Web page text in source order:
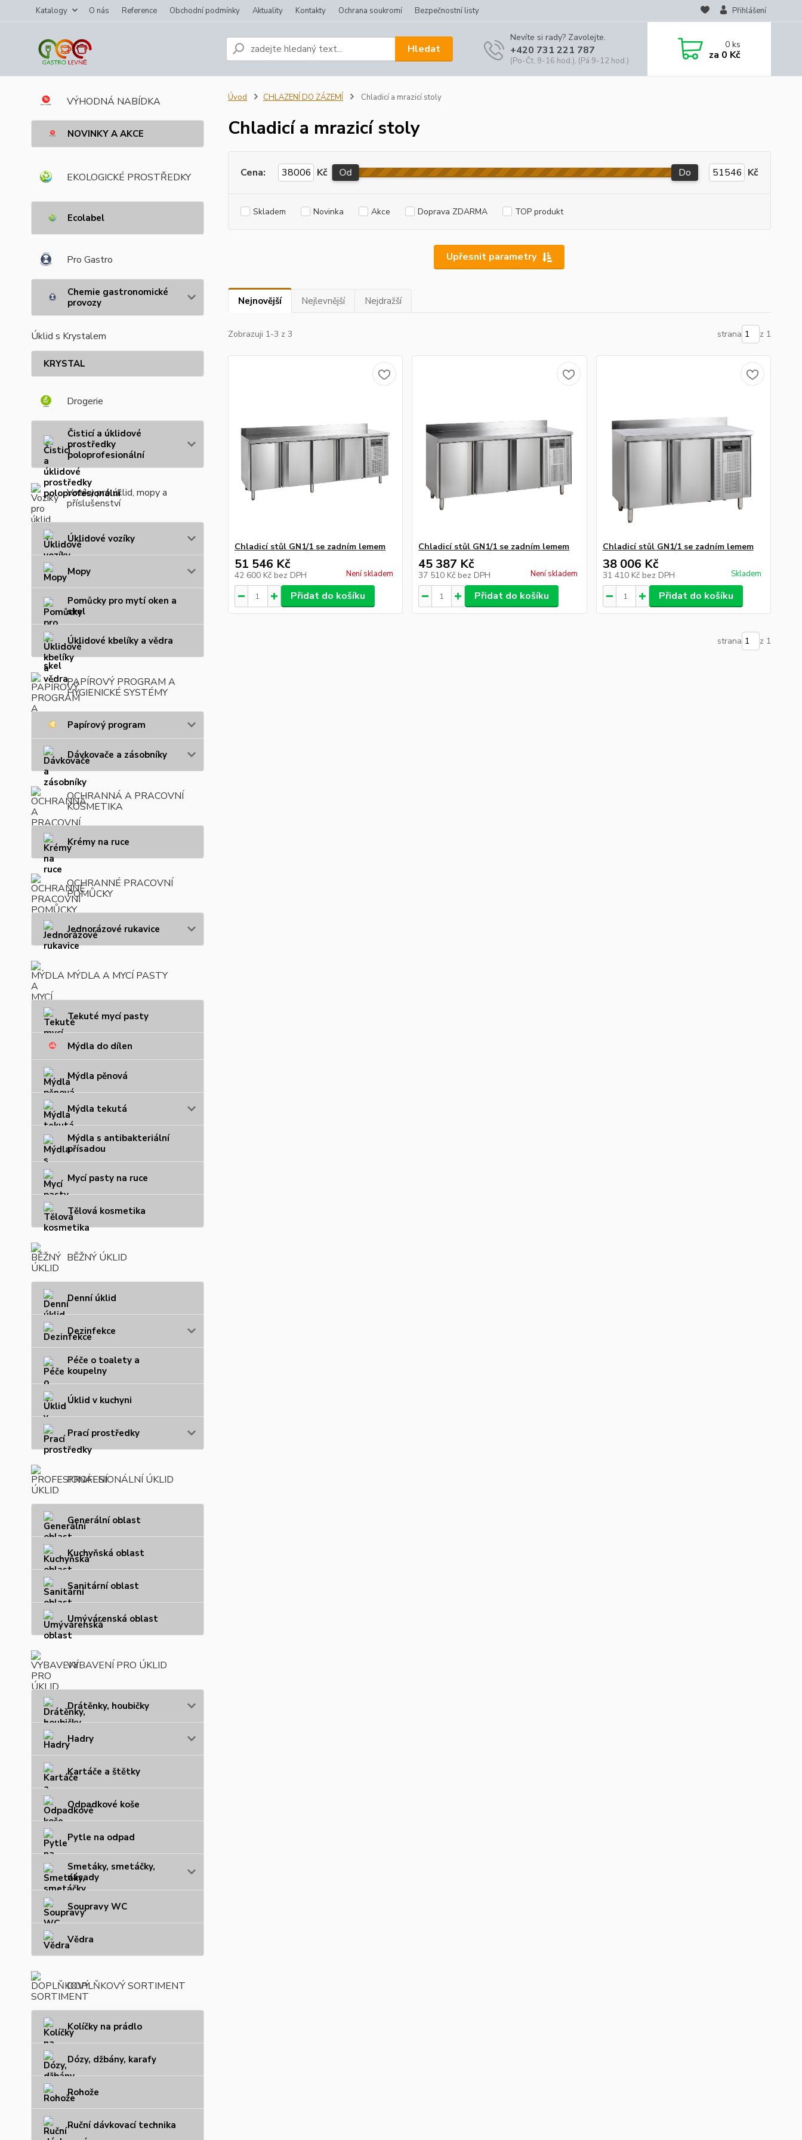
Katalogy O nás Reference Obchodní podmínky Aktuality Kontakty Ochrana soukromí Bezpečnostní listy Přihlášení
Hledat
Nevíte si rady? Zavolejte.
+420 731 221 787
(Po-Čt, 9-16 hod.), (Pá 9-12 hod.)
0ks
za 0 Kč
VÝHODNÁ NABÍDKA
NOVINKY A AKCE
EKOLOGICKÉ PROSTŘEDKY
Ecolabel
Pro Gastro
Chemie gastronomické
provozy
Úklid s Krystalem
KRYSTAL
Drogerie
Čisticí a úklidové
prostředky
poloprofesionální
Vozíky pro úklid, mopy a
příslušenství
Úklidové vozíky
Mopy
Pomůcky pro mytí oken a
skel
Úklidové kbelíky a vědra
PAPÍROVÝ PROGRAM A
HYGIENICKÉ SYSTÉMY
Papírový program
Dávkovače a zásobníky
OCHRANNÁ A PRACOVNÍ
KOSMETIKA
Krémy na ruce
OCHRANNÉ PRACOVNÍ
POMŮCKY
Jednorázové rukavice
MÝDLA A MYCÍ PASTY
Tekuté mycí pasty
Mýdla do dílen
Mýdla pěnová
Mýdla tekutá
Mýdla s antibakteriální
přísadou
Mycí pasty na ruce
Tělová kosmetika
BĚŽNÝ ÚKLID
Denní úklid
Dezinfekce
Péče o toalety a
koupelny
Úklid v kuchyni
Prací prostředky
PROFESIONÁLNÍ ÚKLID
Generální oblast
Kuchyňská oblast
Sanitární oblast
Umývárenská oblast
VYBAVENÍ PRO ÚKLID
Drátěnky, houbičky
Hadry
Kartáče a štětky
Odpadkové koše
Pytle na odpad
Smetáky, smetáčky,
násady
Soupravy WC
Vědra
DOPLŇKOVÝ SORTIMENT
Kolíčky na prádlo
Dózy, džbány, karafy
Rohože
Ruční dávkovací technika
Úvod CHLAZENÍ DO ZÁZEMÍ Chladicí a mrazicí stoly
Chladicí a mrazicí stoly
Upřesnit parametry
Cena: Kč Od Do Kč
Skladem Novinka Akce Doprava ZDARMA TOP produkt
Nejnovější Nejlevnější Nejdražší
Zobrazuji 1-3 z 3 strana z 1
Chladicí stůl GN1/1 se zadním lemem
51 546 Kč
42 600 Kč bez DPH Není skladem
Přidat do košíku
Chladicí stůl GN1/1 se zadním lemem
45 387 Kč
37 510 Kč bez DPH Není skladem
Přidat do košíku
Chladicí stůl GN1/1 se zadním lemem
38 006 Kč
31 410 Kč bez DPH Skladem
Přidat do košíku
strana z 1